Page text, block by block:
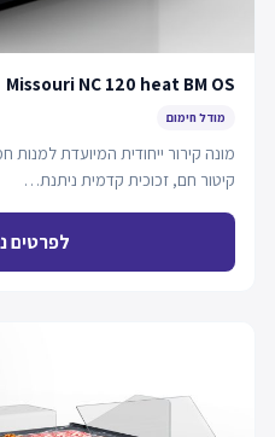
Missouri NC 120 heat BM OS
מודל חימום
מונה קירור ייחודית המיועדת
קיטור חם, זכוכית קדמית ניתנת…
לפרטים